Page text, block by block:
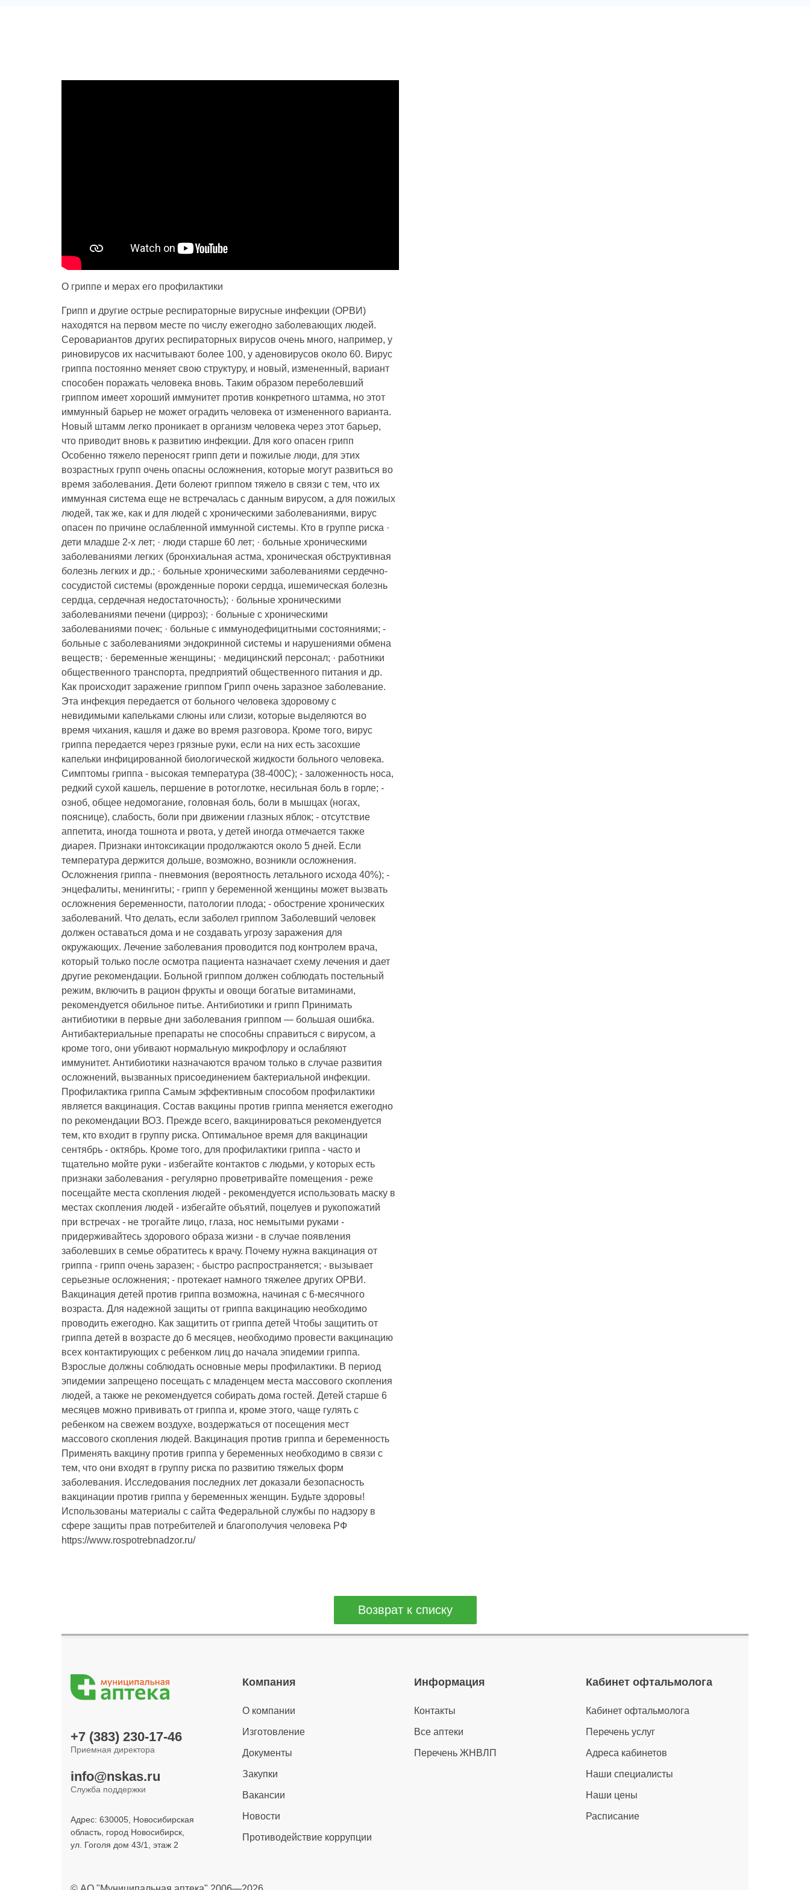
О гриппе и мерах его профилактики
Грипп и другие острые респираторные вирусные инфекции (ОРВИ)
находятся на первом месте по числу ежегодно заболевающих людей.
Серовариантов других респираторных вирусов очень много, например, у
риновирусов их насчитывают более 100, у аденовирусов около 60. Вирус
гриппа постоянно меняет свою структуру, и новый, измененный, вариант
способен поражать человека вновь. Таким образом переболевший
гриппом имеет хороший иммунитет против конкретного штамма, но этот
иммунный барьер не может оградить человека от измененного варианта.
Новый штамм легко проникает в организм человека через этот барьер,
что приводит вновь к развитию инфекции. Для кого опасен грипп
Особенно тяжело переносят грипп дети и пожилые люди, для этих
возрастных групп очень опасны осложнения, которые могут развиться во
время заболевания. Дети болеют гриппом тяжело в связи с тем, что их
иммунная система еще не встречалась с данным вирусом, а для пожилых
людей, так же, как и для людей с хроническими заболеваниями, вирус
опасен по причине ослабленной иммунной системы. Кто в группе риска ·
дети младше 2-х лет; · люди старше 60 лет; · больные хроническими
заболеваниями легких (бронхиальная астма, хроническая обструктивная
болезнь легких и др.; · больные хроническими заболеваниями сердечно-
сосудистой системы (врожденные пороки сердца, ишемическая болезнь
сердца, сердечная недостаточность); · больные хроническими
заболеваниями печени (цирроз); · больные с хроническими
заболеваниями почек; · больные с иммунодефицитными состояниями; -
больные с заболеваниями эндокринной системы и нарушениями обмена
веществ; · беременные женщины; · медицинский персонал; · работники
общественного транспорта, предприятий общественного питания и др.
Как происходит заражение гриппом Грипп очень заразное заболевание.
Эта инфекция передается от больного человека здоровому с
невидимыми капельками слюны или слизи, которые выделяются во
время чихания, кашля и даже во время разговора. Кроме того, вирус
гриппа передается через грязные руки, если на них есть засохшие
капельки инфицированной биологической жидкости больного человека.
Симптомы гриппа - высокая температура (38-400С); - заложенность носа,
редкий сухой кашель, першение в ротоглотке, несильная боль в горле; -
озноб, общее недомогание, головная боль, боли в мышцах (ногах,
пояснице), слабость, боли при движении глазных яблок; - отсутствие
аппетита, иногда тошнота и рвота, у детей иногда отмечается также
диарея. Признаки интоксикации продолжаются около 5 дней. Если
температура держится дольше, возможно, возникли осложнения.
Осложнения гриппа - пневмония (вероятность летального исхода 40%); -
энцефалиты, менингиты; - грипп у беременной женщины может вызвать
осложнения беременности, патологии плода; - обострение хронических
заболеваний. Что делать, если заболел гриппом Заболевший человек
должен оставаться дома и не создавать угрозу заражения для
окружающих. Лечение заболевания проводится под контролем врача,
который только после осмотра пациента назначает схему лечения и дает
другие рекомендации. Больной гриппом должен соблюдать постельный
режим, включить в рацион фрукты и овощи богатые витаминами,
рекомендуется обильное питье. Антибиотики и грипп Принимать
антибиотики в первые дни заболевания гриппом — большая ошибка.
Антибактериальные препараты не способны справиться с вирусом, а
кроме того, они убивают нормальную микрофлору и ослабляют
иммунитет. Антибиотики назначаются врачом только в случае развития
осложнений, вызванных присоединением бактериальной инфекции.
Профилактика гриппа Самым эффективным способом профилактики
является вакцинация. Состав вакцины против гриппа меняется ежегодно
по рекомендации ВОЗ. Прежде всего, вакцинироваться рекомендуется
тем, кто входит в группу риска. Оптимальное время для вакцинации
сентябрь - октябрь. Кроме того, для профилактики гриппа - часто и
тщательно мойте руки - избегайте контактов с людьми, у которых есть
признаки заболевания - регулярно проветривайте помещения - реже
посещайте места скопления людей - рекомендуется использовать маску в
местах скопления людей - избегайте объятий, поцелуев и рукопожатий
при встречах - не трогайте лицо, глаза, нос немытыми руками -
придерживайтесь здорового образа жизни - в случае появления
заболевших в семье обратитесь к врачу. Почему нужна вакцинация от
гриппа - грипп очень заразен; - быстро распространяется; - вызывает
серьезные осложнения; - протекает намного тяжелее других ОРВИ.
Вакцинация детей против гриппа возможна, начиная с 6-месячного
возраста. Для надежной защиты от гриппа вакцинацию необходимо
проводить ежегодно. Как защитить от гриппа детей Чтобы защитить от
гриппа детей в возрасте до 6 месяцев, необходимо провести вакцинацию
всех контактирующих с ребенком лиц до начала эпидемии гриппа.
Взрослые должны соблюдать основные меры профилактики. В период
эпидемии запрещено посещать с младенцем места массового скопления
людей, а также не рекомендуется собирать дома гостей. Детей старше 6
месяцев можно прививать от гриппа и, кроме этого, чаще гулять с
ребенком на свежем воздухе, воздержаться от посещения мест
массового скопления людей. Вакцинация против гриппа и беременность
Применять вакцину против гриппа у беременных необходимо в связи с
тем, что они входят в группу риска по развитию тяжелых форм
заболевания. Исследования последних лет доказали безопасность
вакцинации против гриппа у беременных женщин. Будьте здоровы!
Использованы материалы с сайта Федеральной службы по надзору в
сфере защиты прав потребителей и благополучия человека РФ
https://www.rospotrebnadzor.ru/
Возврат к списку
+7 (383) 230-17-46
Приемная директора
info@nskas.ru
Служба поддержки
Адрес: 630005, Новосибирская
область, город Новосибирск,
ул. Гоголя дом 43/1, этаж 2
Компания
О компании
Изготовление
Документы
Закупки
Вакансии
Новости
Противодействие коррупции
Информация
Контакты
Все аптеки
Перечень ЖНВЛП
Кабинет офтальмолога
Кабинет офтальмолога
Перечень услуг
Адреса кабинетов
Наши специалисты
Наши цены
Расписание